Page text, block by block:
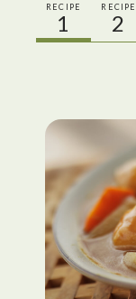
RECIPE
1
RECIPE
2